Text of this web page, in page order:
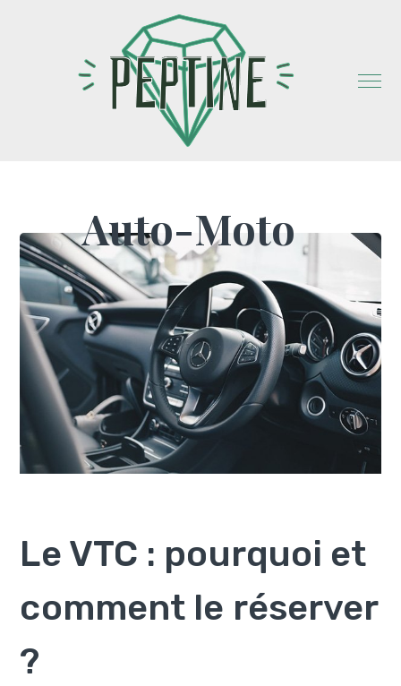
Auto-Moto
Le VTC : pourquoi et
comment le réserver
?